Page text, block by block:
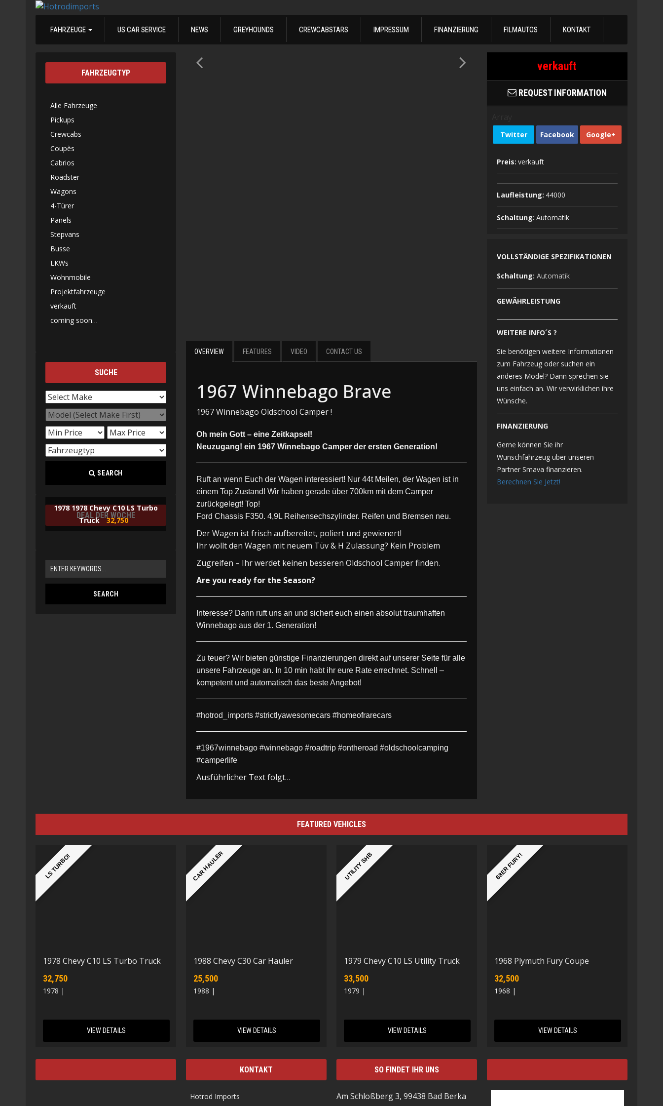
FAHRZEUGE US CAR SERVICE NEWS GREYHOUNDS CREWCABSTARS IMPRESSUM FINANZIERUNG FILMAUTOS KONTAKT
OVERVIEW FEATURES VIDEO CONTACT US
1967 Winnebago Brave
1967 Winnebago Oldschool Camper !
Oh mein Gott – eine Zeitkapsel!
Neuzugang! ein 1967 Winnebago Camper der ersten Generation!
Ruft an wenn Euch der Wagen interessiert! Nur 44t Meilen, der Wagen ist in
einem Top Zustand! Wir haben gerade über 700km mit dem Camper
zurückgelegt! Top!
Ford Chassis F350. 4,9L Reihensechszylinder. Reifen und Bremsen neu.
Der Wagen ist frisch aufbereitet, poliert und gewienert!
Ihr wollt den Wagen mit neuem Tüv & H Zulassung? Kein Problem
Zugreifen – Ihr werdet keinen besseren Oldschool Camper finden.
Are you ready for the Season?
Interesse? Dann ruft uns an und sichert euch einen absolut traumhaften
Winnebago aus der 1. Generation!
Zu teuer? Wir bieten günstige Finanzierungen direkt auf unserer Seite für alle
unsere Fahrzeuge an. In 10 min habt ihr eure Rate errechnet. Schnell –
kompetent und automatisch das beste Angebot!
#hotrod_imports #strictlyawesomecars #homeofrarecars
#1967winnebago #winnebago #roadtrip #ontheroad #oldschoolcamping
#camperlife
Ausführlicher Text folgt…
verkauft
REQUEST INFORMATION
Twitter Facebook Google+
Preis: verkauft
Laufleistung: 44000
Schaltung: Automatik
VOLLSTÄNDIGE SPEZIFIKATIONEN
Schaltung: Automatik
GEWÄHRLEISTUNG
WEITERE INFO´S ?
Sie benötigen weitere Informationen
zum Fahrzeug oder suchen ein
anderes Model? Dann sprechen sie
uns einfach an. Wir verwirklichen ihre
Wünsche.
FINANZIERUNG
Gerne können Sie ihr
Wunschfahrzeug über unseren
Partner Smava finanzieren.
Berechnen Sie Jetzt!
FAHRZEUGTYP
Alle Fahrzeuge
Pickups
Crewcabs
Coupès
Cabrios
Roadster
Wagons
4-Türer
Panels
Stepvans
Busse
LKWs
Wohnmobile
Projektfahrzeuge
verkauft
coming soon…
SUCHE
SEARCH
DEAL DER WOCHE
1978 1978 Chevy C10 LS Turbo
Truck 32,750
FEATURED VEHICLES
LS TURBO!
1978 Chevy C10 LS Turbo Truck
32,750
1978 |
VIEW DETAILS
CAR HAULER
1988 Chevy C30 Car Hauler
25,500
1988 |
VIEW DETAILS
UTILITY SHB
1979 Chevy C10 LS Utility Truck
33,500
1979 |
VIEW DETAILS
68ER FURY!
1968 Plymuth Fury Coupe
32,500
1968 |
VIEW DETAILS
KONTAKT
Hotrod Imports
SO FINDET IHR UNS
Am Schloßberg 3, 99438 Bad Berka